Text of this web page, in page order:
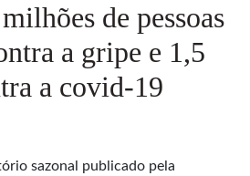
de pessoas
a gripe e 1,5
a covid-19
sazonal publicado pela